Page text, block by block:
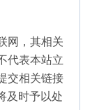
网，其相关
代表本站立
交相关链接
及时予以处